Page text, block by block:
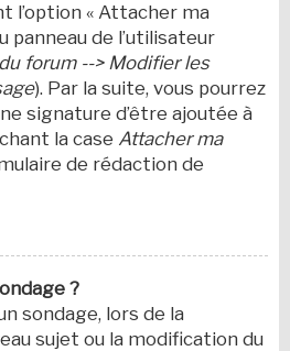
l’option « Attacher ma
panneau de l’utilisateur
forum --> Modifier les
). Par la suite, vous pourrez
signature d’être ajoutée à
la case Attacher ma
de rédaction de
?
sondage, lors de la
sujet ou la modification du